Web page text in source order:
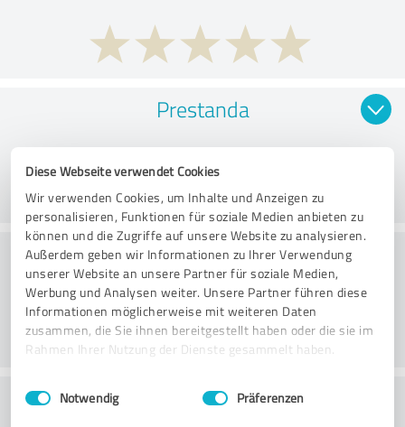
Diese Webseite verwendet Cookies
Wir verwenden Cookies, um Inhalte und Anzeigen zu
personalisieren, Funktionen für soziale Medien anbieten zu
können und die Zugriffe auf unsere Website zu analysieren.
Außerdem geben wir Informationen zu Ihrer Verwendung
unserer Website an unsere Partner für soziale Medien,
Werbung und Analysen weiter. Unsere Partner führen diese
Informationen möglicherweise mit weiteren Daten
zusammen, die Sie ihnen bereitgestellt haben oder die sie im
Rahmen Ihrer Nutzung der Dienste gesammelt haben.
Impressum Datenschutzbestimmungen
Einwilligungsauswahl
Notwendig Präferenzen
Prestanda
Rådgivning
Kundservice